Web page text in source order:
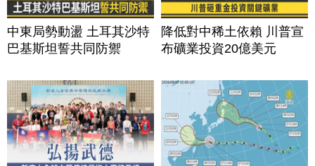
中東局勢動盪 土耳其沙特
巴基斯坦誓共同防禦
降低對中稀土依賴 川普宣
布礦業投資20億美元